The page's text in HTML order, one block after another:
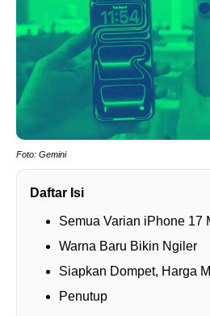
Foto: Gemini
Daftar Isi
Semua Varian iPhone 17
Warna Baru Bikin Ngiler
Siapkan Dompet, Harga
Penutup